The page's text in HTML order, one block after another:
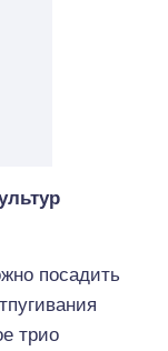
посадить
трио